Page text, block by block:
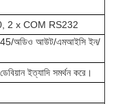
2 x COM RS232
অডিও আউট/এমআইসি ইন/
ইত্যাদি সমর্থন করে।